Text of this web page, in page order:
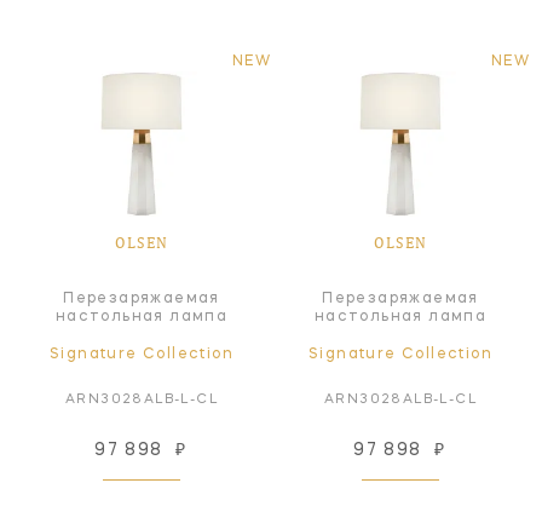
NEW
OLSEN
Перезаряжаемая
настольная лампа
Signature Collection
ARN3028ALB-L-CL
97 898 ₽
NEW
OLSEN
Перезаряжаемая
настольная лампа
Signature Collection
ARN3028ALB-L-CL
97 898 ₽